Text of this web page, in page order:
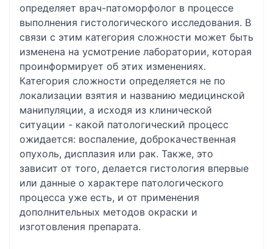
определяет врач-патоморфолог в процессе
выполнения гистологического исследования. В
связи с этим категория сложности может быть
изменена на усмотрение лаборатории, которая
проинформирует об этих изменениях.
Категория сложности определяется не по
локализации взятия и названию медицинской
манипуляции, а исходя из клинической
ситуации - какой патологический процесс
ожидается: воспаление, доброкачественная
опухоль, дисплазия или рак. Также, это
зависит от того, делается гистология впервые
или данные о характере патологического
процесса уже есть, и от применения
дополнительных методов окраски и
изготовления препарата.